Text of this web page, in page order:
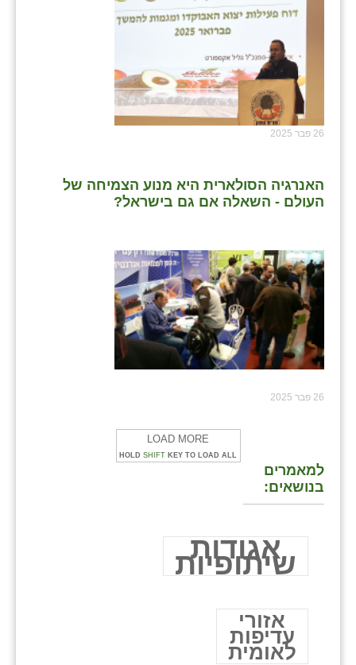
26 פבר 2025
האנרגיה הסולארית היא מנוע הצמיחה של
העולם - השאלה אם גם בישראל?
26 פבר 2025
LOAD MORE
HOLD SHIFT KEY TO LOAD ALL
למאמרים
בנושאים:
אגודות
שיתופיות
אזורי
עדיפות
לאומית